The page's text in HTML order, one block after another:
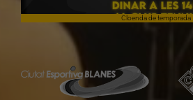
Cloenda de temporada